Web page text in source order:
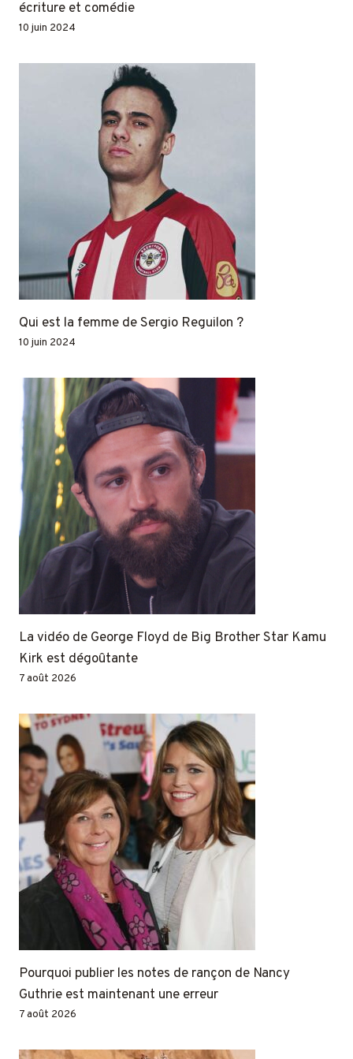
écriture et comédie
10 juin 2024
Qui est la femme de Sergio Reguilon ?
10 juin 2024
La vidéo de George Floyd de Big Brother Star Kamu
Kirk est dégoûtante
7 août 2026
Pourquoi publier les notes de rançon de Nancy
Guthrie est maintenant une erreur
7 août 2026